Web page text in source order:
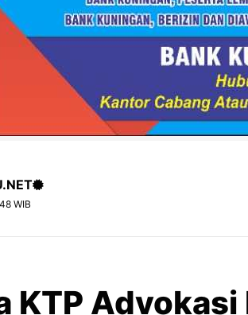
WIB
KTP Advokasi